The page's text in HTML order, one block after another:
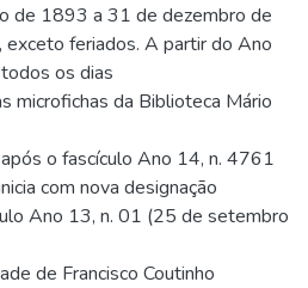
de 1893 a 31 de dezembro de
feriados. A partir do Ano
os dias
microfichas da Biblioteca Mário
o fascículo Ano 14, n. 4761
com nova designação
Ano 13, n. 01 (25 de setembro
de Francisco Coutinho